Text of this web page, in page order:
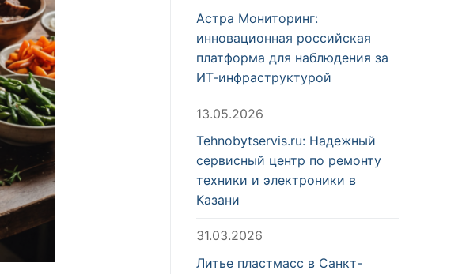
Астра Мониторинг:
инновационная российская
платформа для наблюдения за
ИТ-инфраструктурой
13.05.2026
Tehnobytservis.ru: Надежный
сервисный центр по ремонту
техники и электроники в
Казани
31.03.2026
Литье пластмасс в Санкт-